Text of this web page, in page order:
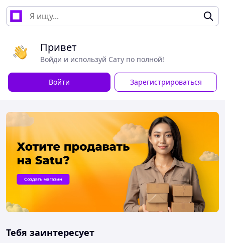
Привет
Войди и используй Сату по полной!
Войти Зарегистрироваться
Тебя заинтересует